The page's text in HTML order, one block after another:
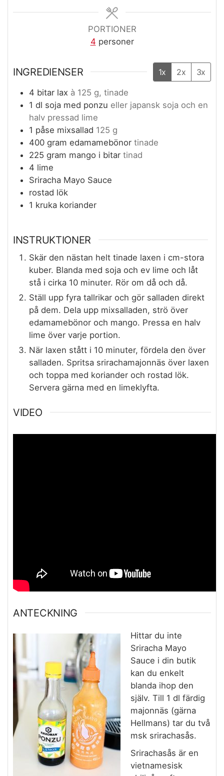
PORTIONER
4 personer
INGREDIENSER 1x 2x 3x
4 bitar lax à 125 g, tinade
1 dl soja med ponzu eller japansk soja och en
halv pressad lime
1 påse mixsallad 125 g
400 gram edamamebönor tinade
225 gram mango i bitar tinad
4 lime
Sriracha Mayo Sauce
rostad lök
1 kruka koriander
INSTRUKTIONER
Skär den nästan helt tinade laxen i cm-stora
kuber. Blanda med soja och ev lime och låt
stå i cirka 10 minuter. Rör om då och då.
Ställ upp fyra tallrikar och gör salladen direkt
på dem. Dela upp mixsalladen, strö över
edamamebönor och mango. Pressa en halv
lime över varje portion.
När laxen stått i 10 minuter, fördela den över
salladen. Spritsa srirachamajonnäs över laxen
och toppa med koriander och rostad lök.
Servera gärna med en limeklyfta.
VIDEO
ANTECKNING
Hittar du inte
Sriracha Mayo
Sauce i din butik
kan du enkelt
blanda ihop den
själv. Till 1 dl färdig
majonnäs (gärna
Hellmans) tar du två
msk srirachasås.
Srirachasås är en
vietnamesisk